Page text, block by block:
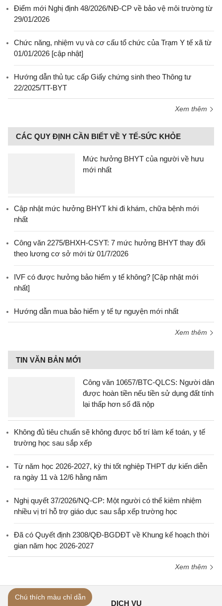
Điểm mới Nghị định 48/2026/NĐ-CP về bảo vệ môi trường từ
29/01/2026
Chức năng, nhiệm vụ và cơ cấu tổ chức của Trạm Y tế xã từ
01/01/2026 [cập nhật]
Hướng dẫn thủ tục cấp Giấy chứng sinh theo Thông tư
22/2025/TT-BYT
Xem thêm
CÁC QUY ĐỊNH CẦN BIẾT VỀ Y TẾ-SỨC KHỎE
Mức hưởng BHYT của người về hưu
mới nhất
Cập nhật mức hưởng BHYT khi đi khám, chữa bệnh mới
nhất
Công văn 2275/BHXH-CSYT: 7 mức hưởng BHYT thay đổi
theo lương cơ sở mới từ 01/7/2026
IVF có được hưởng bảo hiểm y tế không? [Cập nhật mới
nhất]
Hướng dẫn mua bảo hiểm y tế tự nguyện mới nhất
Xem thêm
TIN VĂN BẢN MỚI
Công văn 10657/BTC-QLCS: Người dân
được hoàn tiền nếu tiền sử dụng đất tính
lại thấp hơn số đã nộp
Không đủ tiêu chuẩn sẽ không được bố trí làm kế toán, y tế
trường học sau sắp xếp
Từ năm học 2026-2027, kỳ thi tốt nghiệp THPT dự kiến diễn
ra ngày 11 và 12/6 hằng năm
Nghị quyết 37/2026/NQ-CP: Một người có thể kiêm nhiệm
nhiều vị trí hỗ trợ giáo dục sau sắp xếp trường học
Đã có Quyết định 2308/QĐ-BGDĐT về Khung kế hoạch thời
gian năm học 2026-2027
Xem thêm
DỊCH VỤ
Chú thích màu chỉ dẫn